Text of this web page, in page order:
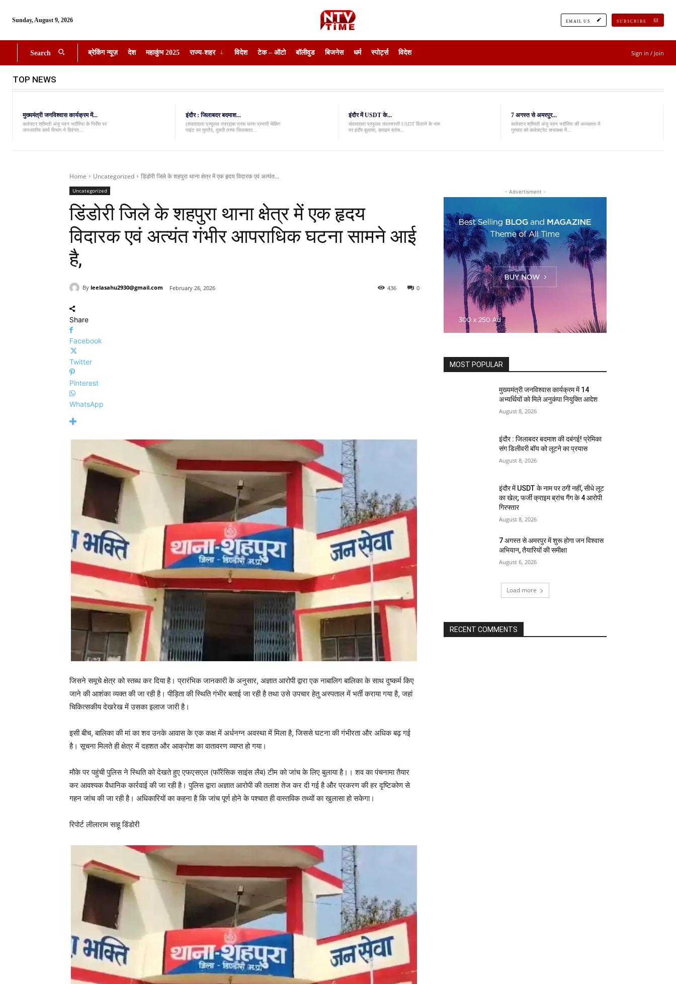
Sunday, August 9, 2026 EMAIL US SUBSCRIBE
Search ब्रेकिंग न्यूज़ देश महाकुंभ 2025 राज्य-शहर विदेश टेक – ऑटो बॉलीवुड बिजनेस धर्म स्पोर्ट्स विदेश Sign in / Join
TOP NEWS
मुख्यमंत्री जनविश्वास कार्यक्रम में...
कलेक्टर श्रीमती अंजू पवन भदौरिया के निर्देश पर
जनजातीय कार्य विभाग ने दिवंगत...
इंदौर : जिलाबदर बदमाश...
(संवाददाता प्रफुल्ल तंवर)एक तरफ थाना प्रभारी चेकिंग
पाइंट पर मुस्तैद, दूसरी तरफ जिलाबदर...
इंदौर में USDT के...
संवाददाता प्रफुल्ल तंवरसस्ती USDT दिलाने के नाम
पर इंदौर बुलाया, क्राइम ब्रांच...
7 अगस्त से अमरपुर...
कलेक्टर श्रीमती अंजू पवन भदौरिया की अध्यक्षता में
गुरुवार को कलेक्ट्रेट सभाकक्ष में...
Home Uncategorized डिंडोरी जिले के शहपुरा थाना क्षेत्र में एक हृदय विदारक एवं अत्यंत...
Uncategorized
डिंडोरी जिले के शहपुरा थाना क्षेत्र में एक हृदय
विदारक एवं अत्यंत गंभीर आपराधिक घटना सामने आई
है,
By leelasahu2930@gmail.com February 26, 2026 0
436
Share
Facebook
Twitter
Pinterest
WhatsApp
जिसने समूचे क्षेत्र को स्तब्ध कर दिया है। प्रारंभिक जानकारी के अनुसार, अज्ञात आरोपी द्वारा एक नाबालिग बालिका के साथ दुष्कर्म किए
जाने की आशंका व्यक्त की जा रही है। पीड़िता की स्थिति गंभीर बताई जा रही है तथा उसे उपचार हेतु अस्पताल में भर्ती कराया गया है, जहां
चिकित्सकीय देखरेख में उसका इलाज जारी है।
इसी बीच, बालिका की मां का शव उनके आवास के एक कक्ष में अर्धनग्न अवस्था में मिला है, जिससे घटना की गंभीरता और अधिक बढ़ गई
है। सूचना मिलते ही क्षेत्र में दहशत और आक्रोश का वातावरण व्याप्त हो गया।
मौके पर पहुंची पुलिस ने स्थिति को देखते हुए एफएसएल (फॉरेंसिक साइंस लैब) टीम को जांच के लिए बुलाया है।। शव का पंचनामा तैयार
कर आवश्यक वैधानिक कार्रवाई की जा रही है। पुलिस द्वारा अज्ञात आरोपी की तलाश तेज कर दी गई है और प्रकरण की हर दृष्टिकोण से
गहन जांच की जा रही है। अधिकारियों का कहना है कि जांच पूर्ण होने के पश्चात ही वास्तविक तथ्यों का खुलासा हो सकेगा।
रिपोर्ट लीलाराम साहू डिंडोरी
- Advertisment -
MOST POPULAR
मुख्यमंत्री जनविश्वास कार्यक्रम में 14
अभ्यर्थियों को मिले अनुकंपा नियुक्ति आदेश
August 8, 2026
इंदौर : जिलाबदर बदमाश की दबंगई! प्रेमिका
संग डिलीवरी बॉय को लूटने का प्रयास
August 8, 2026
इंदौर में USDT के नाम पर ठगी नहीं, सीधे लूट
का खेल; फर्जी क्राइम ब्रांच गैंग के 4 आरोपी
गिरफ्तार
August 8, 2026
7 अगस्त से अमरपुर में शुरू होगा जन विश्वास
अभियान, तैयारियों की समीक्षा
August 6, 2026
Load more
RECENT COMMENTS